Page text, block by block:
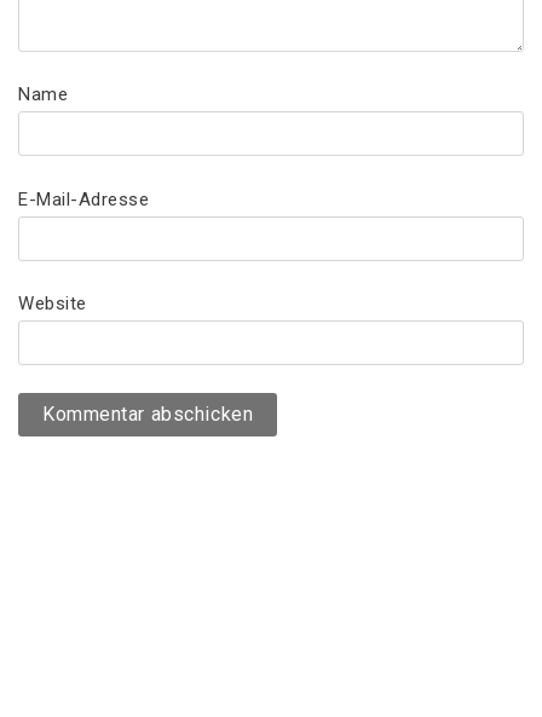
Name
E-Mail-Adresse
Website